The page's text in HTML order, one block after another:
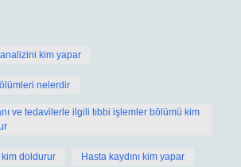
analizini kim yapar
nelerdir
ve tedavilerle ilgili tıbbi işlemler bölümü kim
kim doldurur Hasta kaydını kim yapar